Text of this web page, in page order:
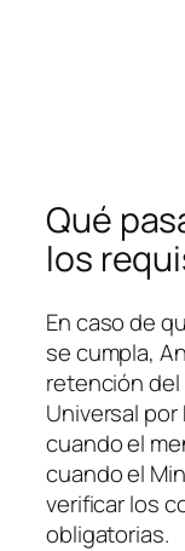
Qué
los
En caso de
se cumpla,
retención del
Universal por
cuando el
cuando el
verificar los
obligatorias.